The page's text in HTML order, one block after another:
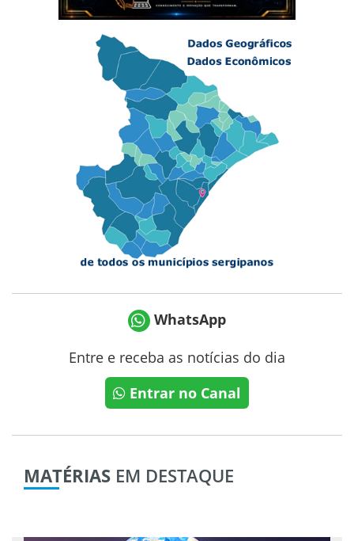
WhatsApp
Entre e receba as notícias do dia
Entrar no Canal
MATÉRIAS EM DESTAQUE